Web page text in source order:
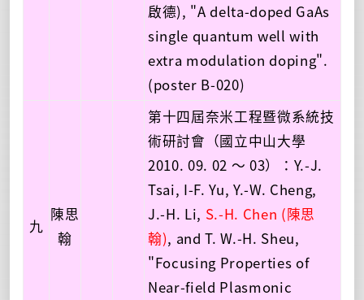
啟德), "A delta-doped GaAs
single quantum well with
extra modulation doping".
(poster B-020)
九
陳思
翰
第十四屆奈米工程暨微系統技
術研討會（國立中山大學
2010. 09. 02 ～ 03）：Y.-J.
Tsai, I-F. Yu, Y.-W. Cheng,
J.-H. Li, S.-H. Chen (陳思
翰), and T. W.-H. Sheu,
"Focusing Properties of
Near-field Plasmonic